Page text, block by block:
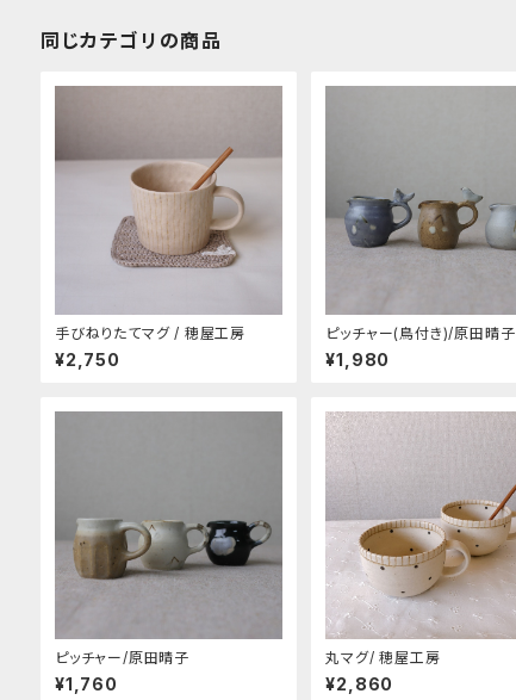
同じカテゴリの商品
手びねりたてマグ / 穂屋工房
¥2,750
ピッチャー(鳥付き)/原田晴子
¥1,980
ピッチャー/原田晴子
¥1,760
丸マグ/ 穂屋工房
¥2,860